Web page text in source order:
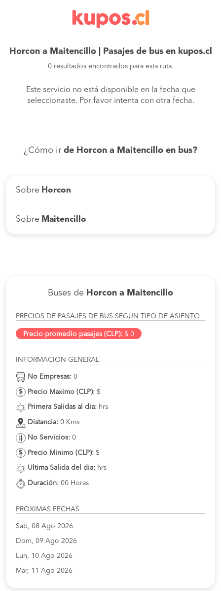
Horcon a Maitencillo | Pasajes de bus en kupos.cl
0 resultados encontrados para esta ruta.
Este servicio no está disponible en la fecha que
seleccionaste. Por favor intenta con otra fecha.
¿Cómo ir de Horcon a Maitencillo en bus?
Sobre Horcon
Sobre Maitencillo
Buses de Horcon a Maitencillo
PRECIOS DE PASAJES DE BUS SEGUN TIPO DE ASIENTO
Precio promedio pasajes (CLP): $ 0
INFORMACION GENERAL
No Empresas: 0
Precio Maximo (CLP): $
Primera Salidas al dia: hrs
Distancia: 0 Kms
No Servicios: 0
Precio Minimo (CLP): $
Ultima Salida del dia: hrs
Duración: 00 Horas
PROXIMAS FECHAS
Sab, 08 Ago 2026
Dom, 09 Ago 2026
Lun, 10 Ago 2026
Mar, 11 Ago 2026